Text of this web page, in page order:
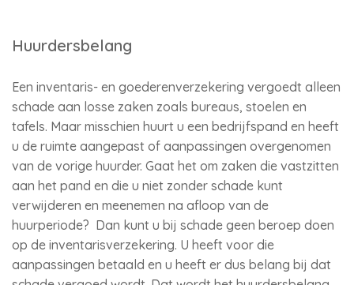
Huurdersbelang
Een inventaris- en goederenverzekering vergoedt alleen
schade aan losse zaken zoals bureaus, stoelen en
tafels. Maar misschien huurt u een bedrijfspand en heeft
u de ruimte aangepast of aanpassingen overgenomen
van de vorige huurder. Gaat het om zaken die vastzitten
aan het pand en die u niet zonder schade kunt
verwijderen en meenemen na afloop van de
huurperiode? Dan kunt u bij schade geen beroep doen
op de inventarisverzekering. U heeft voor die
aanpassingen betaald en u heeft er dus belang bij dat